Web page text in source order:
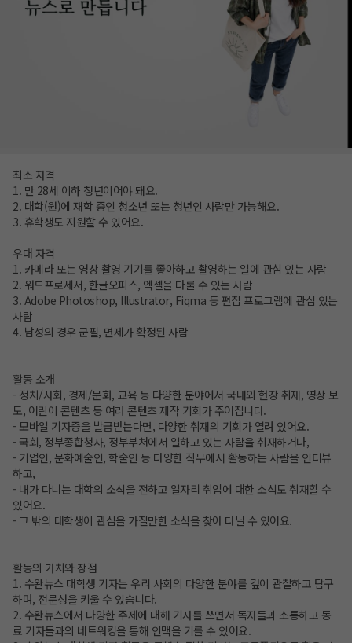
최소 자격
1. 만 28세 이하 청년이어야 돼요.
2. 대학(원)에 재학 중인 청소년 또는 청년인 사람만 가능해요.
3. 휴학생도 지원할 수 있어요.
우대 자격
1. 카메라 또는 영상 촬영 기기를 좋아하고 촬영하는 일에 관심 있는 사람
2. 워드프로세서, 한글오피스, 엑셀을 다룰 수 있는 사람
3. Adobe Photoshop, Illustrator, Fiqma 등 편집 프로그램에 관심 있는
사람
4. 남성의 경우 군필, 면제가 확정된 사람
활동 소개
- 정치/사회, 경제/문화, 교육 등 다양한 분야에서 국내외 현장 취재, 영상 보
도, 어린이 콘텐츠 등 여러 콘텐츠 제작 기회가 주어집니다.
- 모바일 기자증을 발급받는다면, 다양한 취재의 기회가 열려 있어요.
- 국회, 정부종합청사, 정부부처에서 일하고 있는 사람을 취재하거나,
- 기업인, 문화예술인, 학술인 등 다양한 직무에서 활동하는 사람을 인터뷰
하고,
- 내가 다니는 대학의 소식을 전하고 일자리 취업에 대한 소식도 취재할 수
있어요.
- 그 밖의 대학생이 관심을 가질만한 소식을 찾아 다닐 수 있어요.
활동의 가치와 장점
1. 수완뉴스 대학생 기자는 우리 사회의 다양한 분야를 깊이 관찰하고 탐구
하며, 전문성을 키울 수 있습니다.
2. 수완뉴스에서 다양한 주제에 대해 기사를 쓰면서 독자들과 소통하고 동
료 기자들과의 네트워킹을 통해 인맥을 기를 수 있어요.